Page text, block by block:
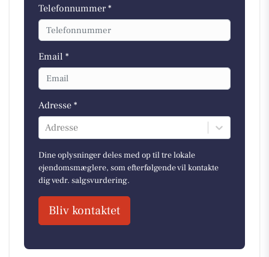
Telefonnummer *
Email *
Adresse *
Adresse
Dine oplysninger deles med op til tre lokale
ejendomsmæglere, som efterfølgende vil kontakte
dig vedr. salgsvurdering.
Bliv kontaktet